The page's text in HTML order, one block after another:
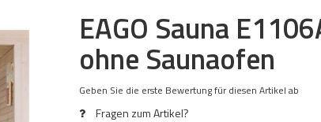
EAGO Sauna
ohne Saunaofen
Geben Sie die erste Bewertung für diesen Artikel ab
Fragen zum Artikel?